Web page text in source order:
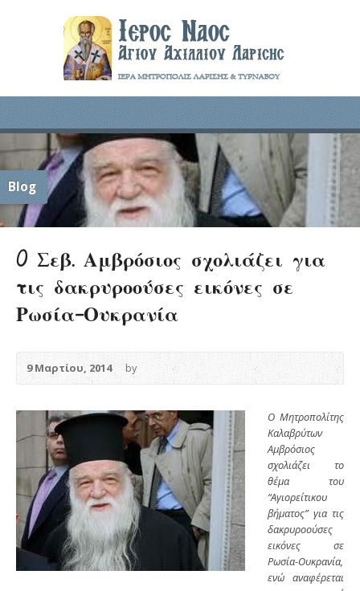
Blog
O Σεβ. Αμβρόσιος σχολιάζει για
τις δακρυροούσες εικόνες σε
Ρωσία-Ουκρανία
9 Μαρτίου, 2014 by
O Μητροπολίτης
Καλαβρύτων
Αμβρόσιος
σχολιάζει το
θέμα του
“Αγιορείτικου
βήματος” για τις
δακρυροούσες
εικόνες σε
Ρωσία-Ουκρανία,
ενώ αναφέρεται